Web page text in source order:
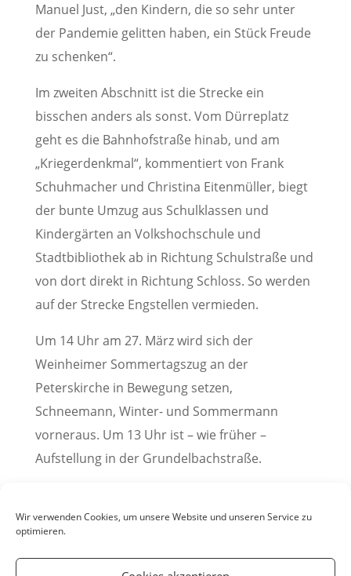
Wir verwenden Cookies, um unsere Website und unseren Service zu
optimieren.
Manuel Just, „den Kindern, die so sehr unter
der Pandemie gelitten haben, ein Stück Freude
zu schenken“.
Im zweiten Abschnitt ist die Strecke ein
bisschen anders als sonst. Vom Dürreplatz
geht es die Bahnhofstraße hinab, und am
„Kriegerdenkmal“, kommentiert von Frank
Schuhmacher und Christina Eitenmüller, biegt
der bunte Umzug aus Schulklassen und
Kindergärten an Volkshochschule und
Stadtbibliothek ab in Richtung Schulstraße und
von dort direkt in Richtung Schloss. So werden
auf der Strecke Engstellen vermieden.
Um 14 Uhr am 27. März wird sich der
Weinheimer Sommertagszug an der
Peterskirche in Bewegung setzen,
Schneemann, Winter- und Sommermann
vorneraus. Um 13 Uhr ist – wie früher –
Aufstellung in der Grundelbachstraße.
2022)